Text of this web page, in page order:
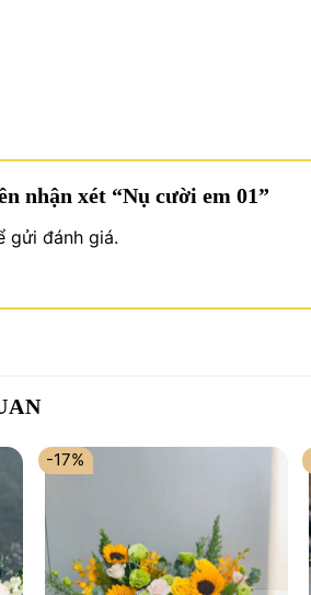
nhận xét “Nụ cười em 01”
gửi đánh giá.
-17%